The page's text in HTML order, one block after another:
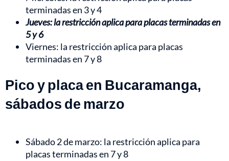
terminadas en 3 y 4
Jueves: la restricción aplica para placas terminadas en
5 y 6
Viernes: la restricción aplica para placas
terminadas en 7 y 8
Pico y placa en Bucaramanga,
sábados de marzo
Sábado 2 de marzo: la restricción aplica para
placas terminadas en 7 y 8